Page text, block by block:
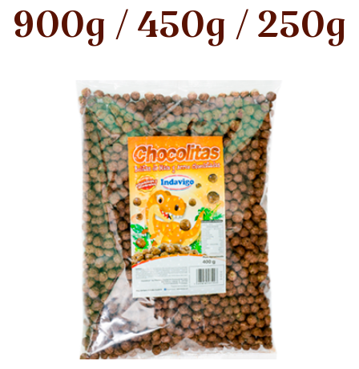
900g / 450g / 250g